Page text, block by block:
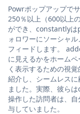
Powrポップアップで
250％以上（600以上
ができ、constantlyは
ォロワーにソーシャ
フィードします。
に見えるかをホーム
く表示するための視
紹介し、シームレス
ました。実際、彼ら
操作した訪問者は、
与していました。